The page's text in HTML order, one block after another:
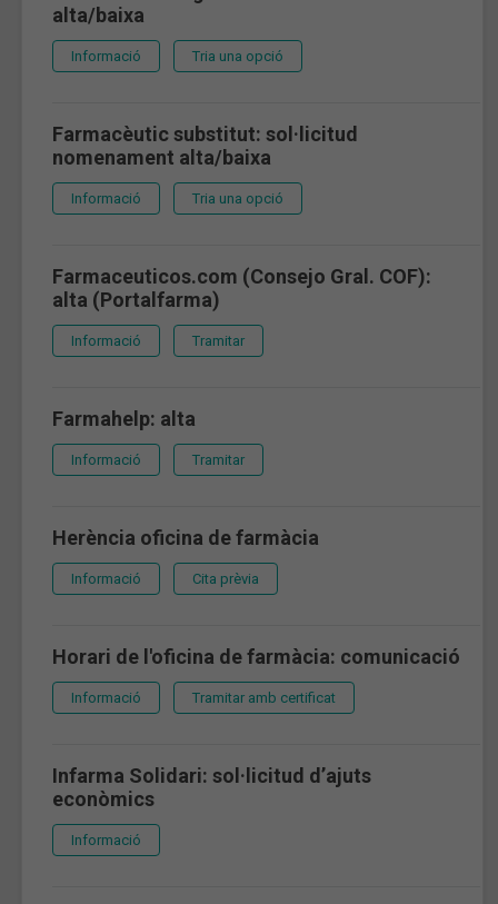
alta/baixa
Informació Tria una opció
Farmacèutic substitut: sol·licitud
nomenament alta/baixa
Informació Tria una opció
Farmaceuticos.com (Consejo Gral. COF):
alta (Portalfarma)
Informació Tramitar
Farmahelp: alta
Informació Tramitar
Herència oficina de farmàcia
Informació Cita prèvia
Horari de l'oficina de farmàcia: comunicació
Informació Tramitar amb certificat
Infarma Solidari: sol·licitud d’ajuts
econòmics
Informació